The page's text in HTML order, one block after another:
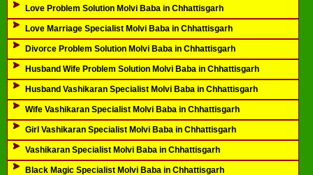
Love Problem Solution Molvi Baba in Chhattisgarh
Love Marriage Specialist Molvi Baba in Chhattisgarh
Divorce Problem Solution Molvi Baba in Chhattisgarh
Husband Wife Problem Solution Molvi Baba in Chhattisgarh
Husband Vashikaran Specialist Molvi Baba in Chhattisgarh
Wife Vashikaran Specialist Molvi Baba in Chhattisgarh
Girl Vashikaran Specialist Molvi Baba in Chhattisgarh
Vashikaran Specialist Molvi Baba in Chhattisgarh
Black Magic Specialist Molvi Baba in Chhattisgarh